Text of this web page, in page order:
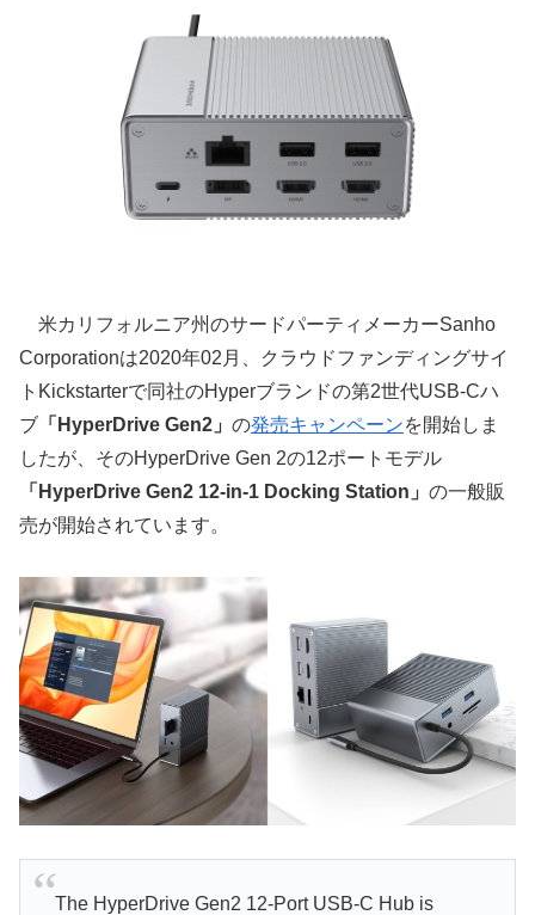
米カリフォルニア州のサードパーティメーカーSanho
Corporationは2020年02月、クラウドファンディングサイ
トKickstarterで同社のHyperブランドの第2世代USB-Cハ
ブ 「HyperDrive Gen2」 の発売キャンペーンを開始しま
したが、そのHyperDrive Gen 2の12ポートモデル
「HyperDrive Gen2 12-in-1 Docking Station」 の一般販
売が開始されています。
The HyperDrive Gen2 12-Port USB-C Hub is